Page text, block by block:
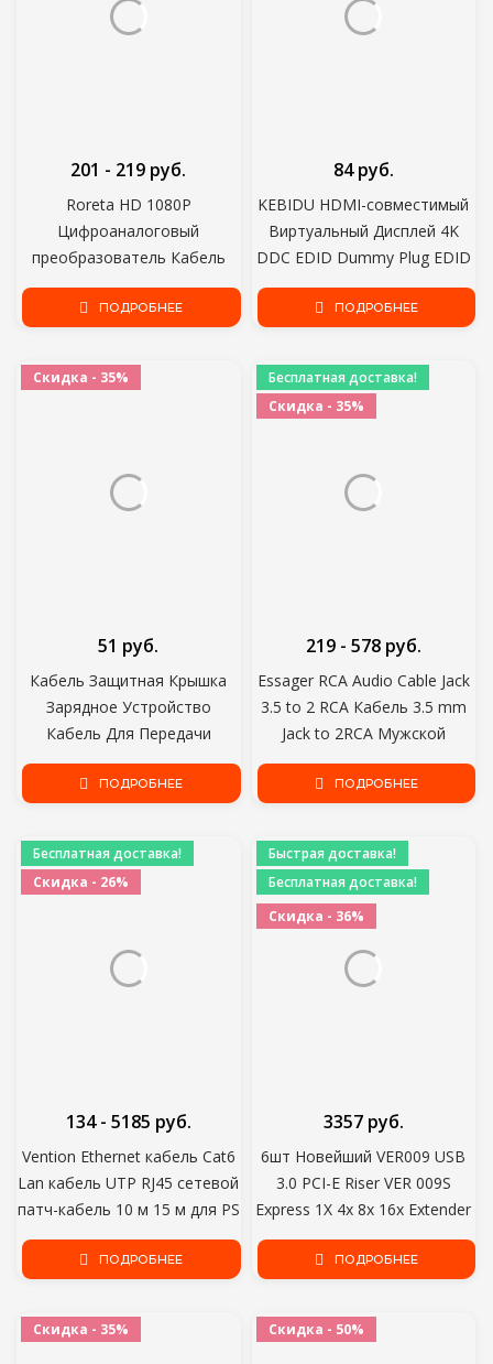
Roreta HD 1080P
Цифроаналоговый
преобразователь Кабель
HDMI-совместимый с VGA
Адаптер для PS4 ПК Ноутбук
201 - 219 руб.
ПОДРОБНЕЕ
KEBIDU HDMI-совместимый
Виртуальный Дисплей 4K
DDC EDID Dummy Plug EDID
Display Emulator Adapter
Suppor 1920x1080P Для
84 руб.
ПОДРОБНЕЕ
Скидка - 35%
Кабель Защитная Крышка
Зарядное Устройство
Кабель Для Передачи
Данных Кронштейн Наушники
Протектор Кабель Покрытие
Кабельный Органайзер
Управление
51 руб.
ПОДРОБНЕЕ
Бесплатная доставка!
Скидка - 35%
Essager RCA Audio Cable Jack
3.5 to 2 RCA Кабель 3.5 mm
Jack to 2RCA Мужской
Сплиттер Aux Кабель для ТВ
ПК Усилители DVD Динамик
219 - 578 руб.
ПОДРОБНЕЕ
Бесплатная доставка!
Скидка - 26%
Vention Ethernet кабель Cat6
Lan кабель UTP RJ45 сетевой
патч-кабель 10 м 15 м для PS
PC интернет-модем
маршрутизатор Cat 6 кабель
134 - 5185 руб.
ПОДРОБНЕЕ
Быстрая доставка!
Бесплатная доставка!
Скидка - 36%
6шт Новейший VER009 USB
3.0 PCI-E Riser VER 009S
Express 1X 4x 8x 16x Extender
pcie Riser Adapter Card SATA
15pin to 6 pin Power
3357 руб.
ПОДРОБНЕЕ
Скидка - 35% Скидка - 50%